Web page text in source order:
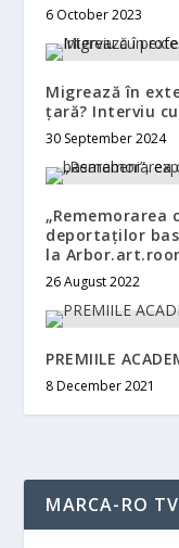
6 October 2023
Migrează în
țară? Interviu
30 September 2024
deportaților
la
26 August 2022
PREMIILE
8 December 2021
MARCA-RO TV